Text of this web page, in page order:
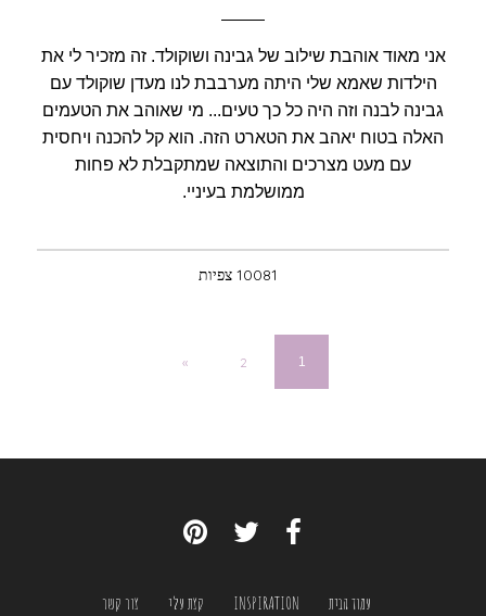
אני מאוד אוהבת שילוב של גבינה ושוקולד. זה מזכיר לי את
הילדות שאמא שלי היתה מערבבת לנו מעדן שוקולד עם
גבינה לבנה וזה היה כל כך טעים... מי שאוהב את הטעמים
האלה בטוח יאהב את הטארט הזה. הוא קל להכנה ויחסית
עם מעט מצרכים והתוצאה שמתקבלת לא פחות
ממושלמת בעיניי.
10081 צפיות
1
2
«
עמוד הבית INSPIRATION קצת עלי צור קשר